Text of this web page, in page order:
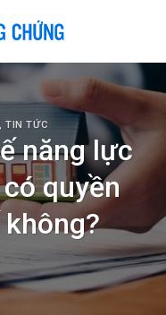
,TIN TỨC
năng lực
quyền